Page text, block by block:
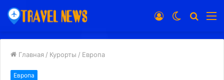
Switch
Войти
Главная / Курорты / Европа
Европа